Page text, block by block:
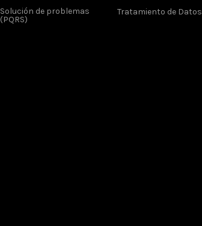
Solución de problemas
(PQRS)
Tratamiento de Datos